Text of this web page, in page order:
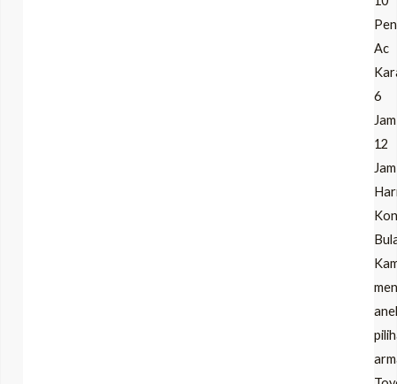
Ac
6
Jam
12
Jam